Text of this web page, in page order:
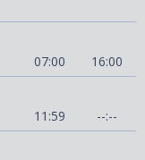
07:00
16:00
11:59
--:--